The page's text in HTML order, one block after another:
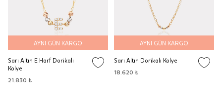
AYNI GÜN KARGO
Sarı Altın E Harf Dorikalı
Kolye
21.830 ₺
AYNI GÜN KARGO
Sarı Altın Dorikalı Kolye
18.620 ₺